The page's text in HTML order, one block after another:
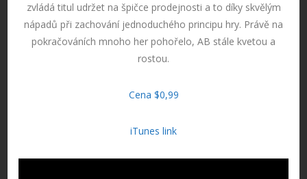
zvládá titul udržet na špičce prodejnosti a to díky skvělým
nápadů při zachování jednoduchého principu hry. Právě na
pokračováních mnoho her pohořelo, AB stále kvetou a
rostou.
Cena $0,99
iTunes link